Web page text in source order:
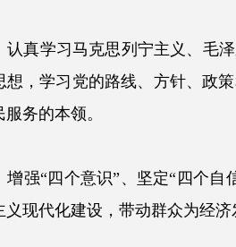
学习马克思列宁主义、毛泽
想，学习党的路线、方针、政
务的本领。
“四个意识”、坚定“四个自
义现代化建设，带动群众为经